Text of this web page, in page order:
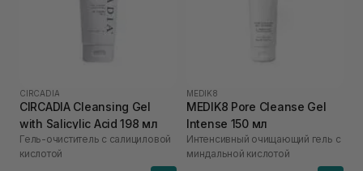
CIRCADIA
CIRCADIA Cleansing Gel
with Salicylic Acid 198 мл
Гель-очиститель с салициловой
кислотой
MEDIK8
MEDIK8 Pore Cleanse Gel
Intense 150 мл
Интенсивный очищающий гель с
миндальной кислотой